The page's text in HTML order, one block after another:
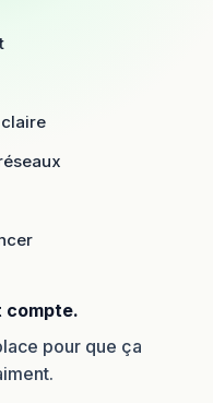
compte.
pour que ça